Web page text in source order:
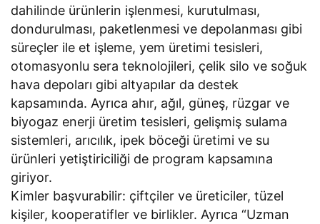
dahilinde ürünlerin işlenmesi, kurutulması,
dondurulması, paketlenmesi ve depolanması gibi
süreçler ile et işleme, yem üretimi tesisleri,
otomasyonlu sera teknolojileri, çelik silo ve soğuk
hava depoları gibi altyapılar da destek
kapsamında. Ayrıca ahır, ağıl, güneş, rüzgar ve
biyogaz enerji üretim tesisleri, gelişmiş sulama
sistemleri, arıcılık, ipek böceği üretimi ve su
ürünleri yetiştiriciliği de program kapsamına
giriyor.
Kimler başvurabilir: çiftçiler ve üreticiler, tüzel
kişiler, kooperatifler ve birlikler. Ayrıca “Uzman